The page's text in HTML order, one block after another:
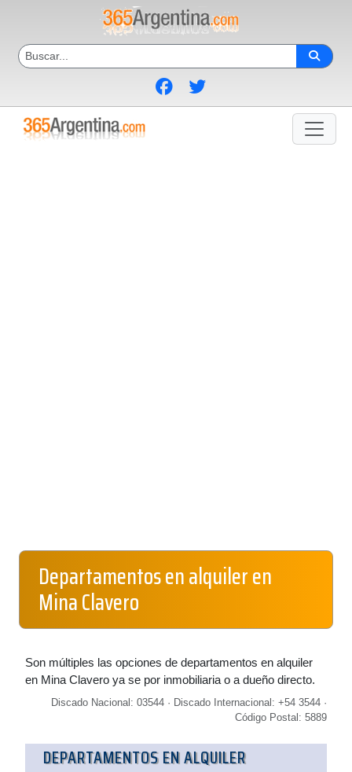
Departamentos en alquiler en
Mina Clavero
Son múltiples las opciones de departamentos en alquiler
en Mina Clavero ya se por inmobiliaria o a dueño directo.
Discado Nacional: 03544 · Discado Internacional: +54 3544 ·
Código Postal: 5889
DEPARTAMENTOS EN ALQUILER